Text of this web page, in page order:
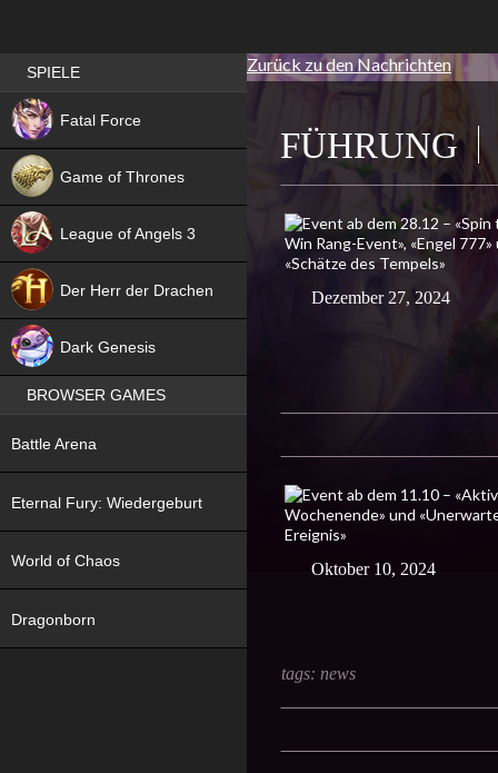
Zurück zu den Nachrichten
FÜHRUNG
Dezember 27, 2024
Oktober 10, 2024
tags: news
Best RPG games in Germany
SPIELE
Fatal Force
Game of Thrones
League of Angels 3
Der Herr der Drachen
Dark Genesis
BROWSER GAMES
Battle Arena
Eternal Fury: Wiedergeburt
World of Chaos
Dragonborn